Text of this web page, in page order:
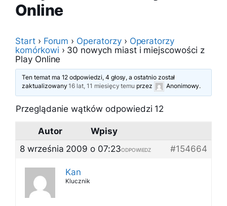
Online
Start › Forum › Operatorzy › Operatorzy
komórkowi › 30 nowych miast i miejscowości z
Play Online
Ten temat ma 12 odpowiedzi, 4 głosy, a ostatnio został
zaktualizowany16 lat, 11 miesięcy temu przez Anonimowy.
Przeglądanie wątków odpowiedzi 12
Autor
Wpisy
8 września 2009 o 07:23
#154664
ODPOWIEDZ
Kan
Klucznik